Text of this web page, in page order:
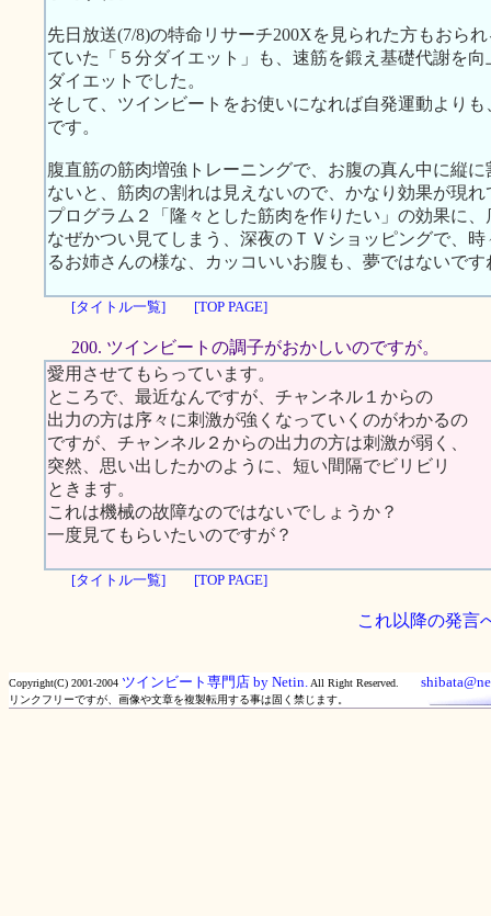
先日放送(7/8)の特命リサーチ200Xを見られた方もおら
ていた「５分ダイエット」も、速筋を鍛え基礎代謝を
ダイエットでした。
そして、ツインビートをお使いになれば自発運動より
です。
腹直筋の筋肉増強トレーニングで、お腹の真ん中に縦
ないと、筋肉の割れは見えないので、かなり効果が現れ
プログラム２「隆々とした筋肉を作りたい」の効果に
なぜかつい見てしまう、深夜のＴＶショッピングで、
るお姉さんの様な、カッコいいお腹も、夢ではないです
[タイトル一覧] [TOP PAGE]
200. ツインビートの調子がおかしいのですが。
愛用させてもらっています。
ところで、最近なんですが、チャンネル１からの
出力の方は序々に刺激が強くなっていくのがわかるの
ですが、チャンネル２からの出力の方は刺激が弱く、
突然、思い出したかのように、短い間隔でビリビリ
ときます。
これは機械の故障なのではないでしょうか？
一度見てもらいたいのですが？
[タイトル一覧] [TOP PAGE]
これ以降の発言
Copyright(C) 2001-2004 ツインビート専門店 by Netin. All Right Reserved.
リンクフリーですが、画像や文章を複製転用する事は固く禁じます。